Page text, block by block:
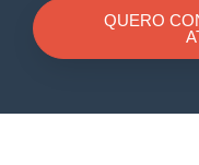
QUERO